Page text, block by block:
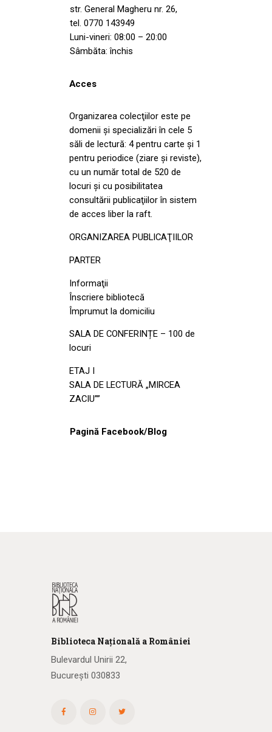
str. General Magheru nr. 26,
tel. 0770 143949
Luni-vineri: 08:00 – 20:00
Sâmbăta: închis
Acces
Organizarea colecţiilor este pe
domenii şi specializări în cele 5
săli de lectură: 4 pentru carte şi 1
pentru periodice (ziare şi reviste),
cu un număr total de 520 de
locuri şi cu posibilitatea
consultării publicaţiilor în sistem
de acces liber la raft.
ORGANIZAREA PUBLICAŢIILOR
PARTER
Informaţii
Înscriere bibliotecă
Împrumut la domiciliu
SALA DE CONFERINȚE – 100 de
locuri
ETAJ I
SALA DE LECTURĂ „MIRCEA
ZACIU””
Pagină Facebook/Blog
Biblioteca Națională a României
Bulevardul Unirii 22,
București 030833